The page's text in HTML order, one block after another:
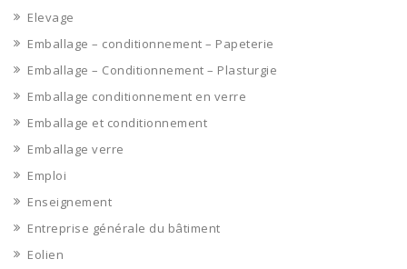
Elevage
Emballage – conditionnement – Papeterie
Emballage – Conditionnement – Plasturgie
Emballage conditionnement en verre
Emballage et conditionnement
Emballage verre
Emploi
Enseignement
Entreprise générale du bâtiment
Eolien